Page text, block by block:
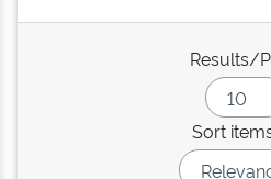
Results/
Sort